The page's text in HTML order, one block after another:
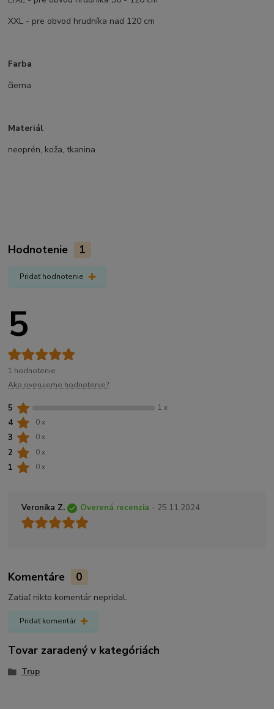
XXL - pre obvod hrudníka nad 120 cm
Farba
čierna
Materiál
neoprén, koža, tkanina
Hodnotenie 1
Pridať hodnotenie
5
1 hodnotenie
Ako overujeme hodnotenie?
5 1 x
4 0 x
3 0 x
2 0 x
1 0 x
Veronika Z. Overená recenzia - 25.11.2024
Komentáre 0
Zatiaľ nikto komentár nepridal.
Pridať komentár
Tovar zaradený v kategóriách
Trup